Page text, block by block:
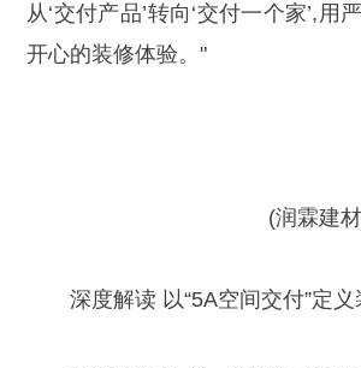
从‘交付产品’转向‘交付一个家’,
开心的装修体验。"
(润霖建
深度解读 以“5A空间交付”定